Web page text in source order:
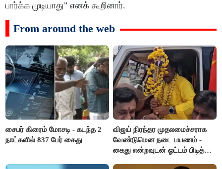
பார்க்க முடியாது" எனக் கூறினார்.
From around the web
சைபர் கிரைம் மோசடி - கடந்த 2
நாட்களில் 837 பேர் கைது
விஜய் நிரந்தர முதலமைச்சராக
வேண்டுமென நடை பயணம் -
கைது என்றவுடன் ஓட்டம் பிடித்த